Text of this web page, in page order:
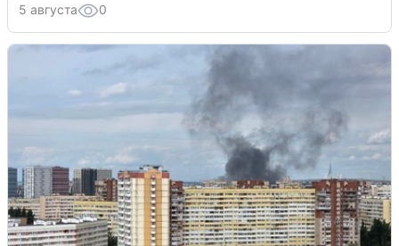
5 августа 0